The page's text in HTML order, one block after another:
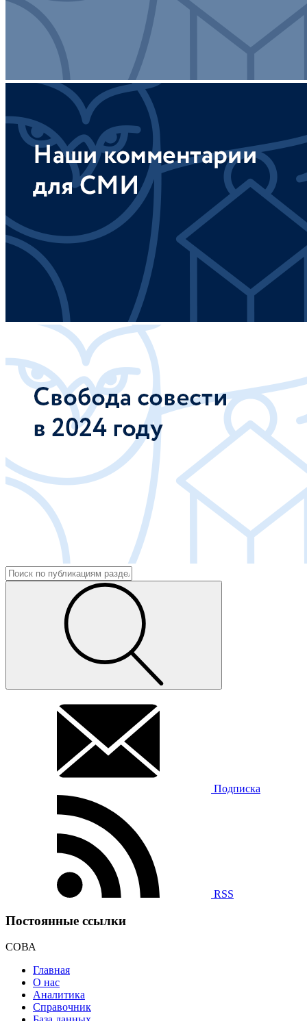
Подписка
RSS
Постоянные ссылки
СОВА
Главная
О нас
Аналитика
Справочник